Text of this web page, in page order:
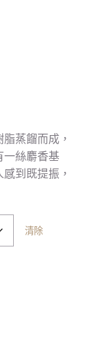
蒸餾而成，
一絲麝香基
到既提振，
清除